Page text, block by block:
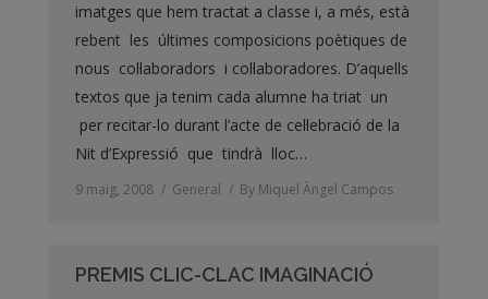
imatges que hem tractat a classe i, a més, està
rebent les últimes composicions poètiques de
nous col·laboradors i col·laboradores. D’aquells
textos que ja tenim cada alumne ha triat un
per recitar-lo durant l’acte de cel·lebració de la
Nit d’Expressió que tindrà lloc…
9 maig, 2008 General By Miquel Àngel Campos
PREMIS CLIC-CLAC IMAGINACIÓ